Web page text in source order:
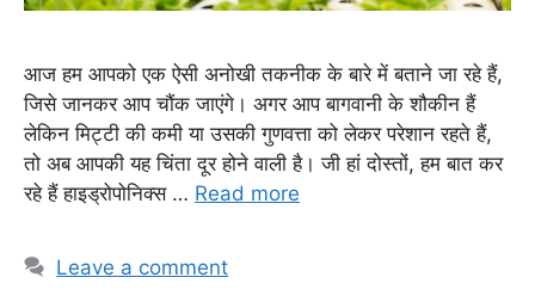
आज हम आपको एक ऐसी अनोखी तकनीक के बारे में बताने जा रहे हैं,
जिसे जानकर आप चौंक जाएंगे। अगर आप बागवानी के शौकीन हैं
लेकिन मिट्टी की कमी या उसकी गुणवत्ता को लेकर परेशान रहते हैं,
तो अब आपकी यह चिंता दूर होने वाली है। जी हां दोस्तों, हम बात कर
रहे हैं हाइड्रोपोनिक्स … Read more
Leave a comment